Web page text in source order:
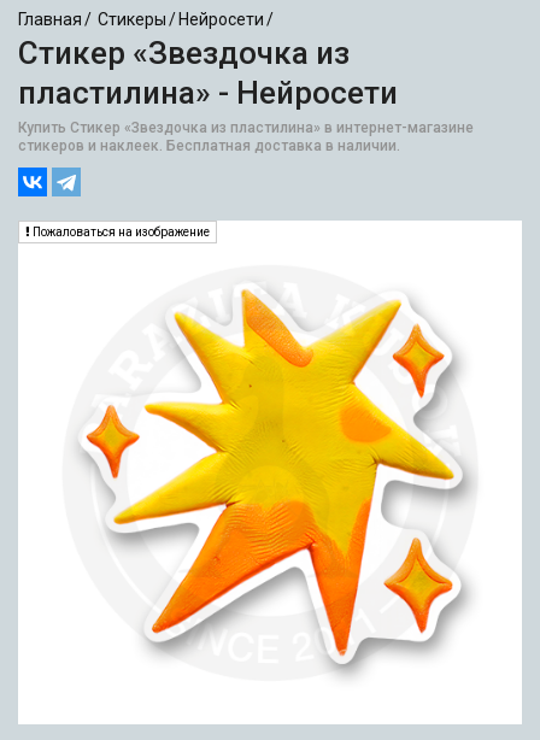
Главная Стикеры Нейросети
Стикер «Звездочка из
пластилина» - Нейросети
Купить Стикер «Звездочка из пластилина» в интернет-магазине
стикеров и наклеек. Бесплатная доставка в наличии.
Пожаловаться на изображение